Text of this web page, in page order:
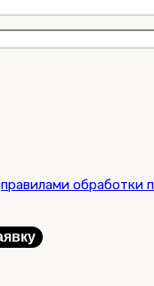
правилами обработки